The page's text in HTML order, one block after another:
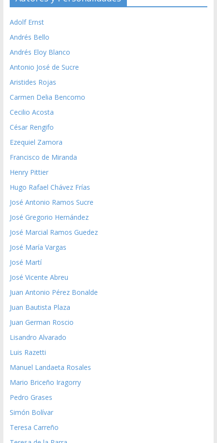
Adolf Ernst
Andrés Bello
Andrés Eloy Blanco
Antonio José de Sucre
Aristides Rojas
Carmen Delia Bencomo
Cecilio Acosta
César Rengifo
Ezequiel Zamora
Francisco de Miranda
Henry Pittier
Hugo Rafael Chávez Frías
José Antonio Ramos Sucre
José Gregorio Hernández
José Marcial Ramos Guedez
José María Vargas
José Martí
José Vicente Abreu
Juan Antonio Pérez Bonalde
Juan Bautista Plaza
Juan German Roscio
Lisandro Alvarado
Luis Razetti
Manuel Landaeta Rosales
Mario Briceño Iragorry
Pedro Grases
Simón Bolívar
Teresa Carreño